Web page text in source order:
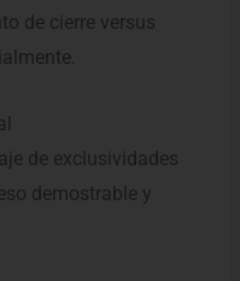
de cierre versus
de exclusividades
demostrable y